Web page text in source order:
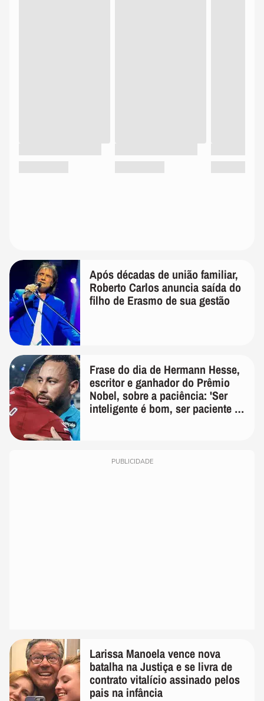
Após décadas de união familiar,
Roberto Carlos anuncia saída do
filho de Erasmo de sua gestão
Frase do dia de Hermann Hesse,
escritor e ganhador do Prêmio
Nobel, sobre a paciência: 'Ser
inteligente é bom, ser paciente é
PUBLICIDADE
Larissa Manoela vence nova
batalha na Justiça e se livra de
contrato vitalício assinado pelos
pais na infância